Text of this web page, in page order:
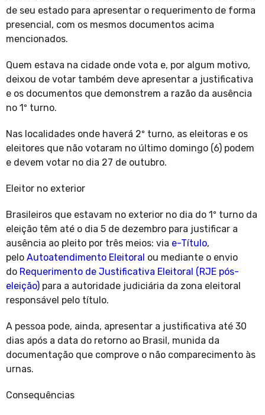
de seu estado para apresentar o requerimento de forma
presencial, com os mesmos documentos acima
mencionados.
Quem estava na cidade onde vota e, por algum motivo,
deixou de votar também deve apresentar a justificativa
e os documentos que demonstrem a razão da ausência
no 1º turno.
Nas localidades onde haverá 2º turno, as eleitoras e os
eleitores que não votaram no último domingo (6) podem
e devem votar no dia 27 de outubro.
Eleitor no exterior
Brasileiros que estavam no exterior no dia do 1º turno da
eleição têm até o dia 5 de dezembro para justificar a
ausência ao pleito por três meios: via e-Título,
pelo Autoatendimento Eleitoral ou mediante o envio
do Requerimento de Justificativa Eleitoral (RJE pós-
eleição) para a autoridade judiciária da zona eleitoral
responsável pelo título.
A pessoa pode, ainda, apresentar a justificativa até 30
dias após a data do retorno ao Brasil, munida da
documentação que comprove o não comparecimento às
urnas.
Consequências